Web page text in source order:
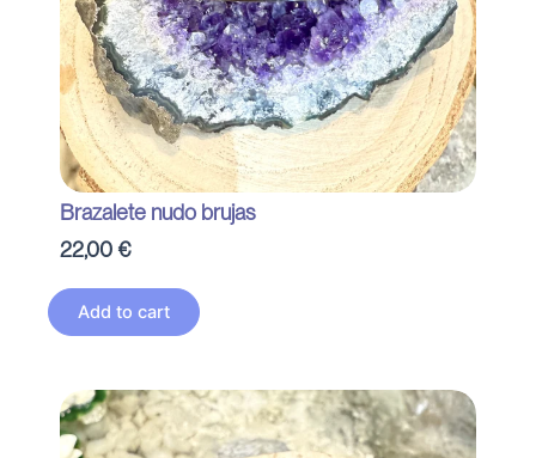
Brazalete nudo brujas
22,00 €
Add to cart